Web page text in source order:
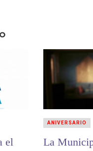
el
La
ANIVERSARIO